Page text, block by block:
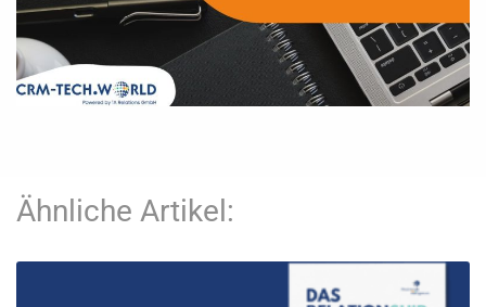
Ähnliche Artikel: